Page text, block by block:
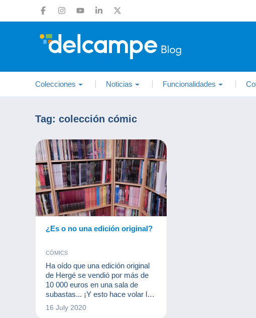
Colecciones Noticias Funcionalidades
Tag: colección cómic
¿Es o no una edición original?
CÓMICS
Ha oído que una edición original
de Hergé se vendió por más de
10 000 euros en una sala de
subastas... ¡Y esto hace volar la
imaginación! Pero antes de
ofrecer los cómics en Delcampe
16 July 2020